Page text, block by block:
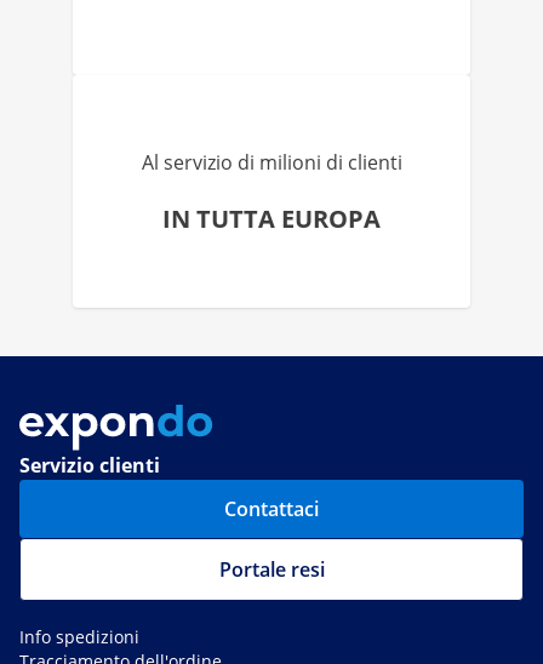
Al servizio di milioni di clienti
IN TUTTA EUROPA
Servizio clienti
Contattaci
Portale resi
Info spedizioni